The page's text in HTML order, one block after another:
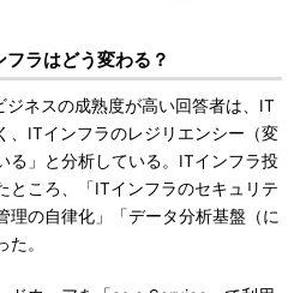
ラはどう変わる？
ネスの成熟度が高い回答者は、IT
、ITインフラのレジリエンシー（変
る」と分析している。ITインフラ投
ところ、「ITインフラのセキュリテ
理の自律化」「データ分析基盤（に
。